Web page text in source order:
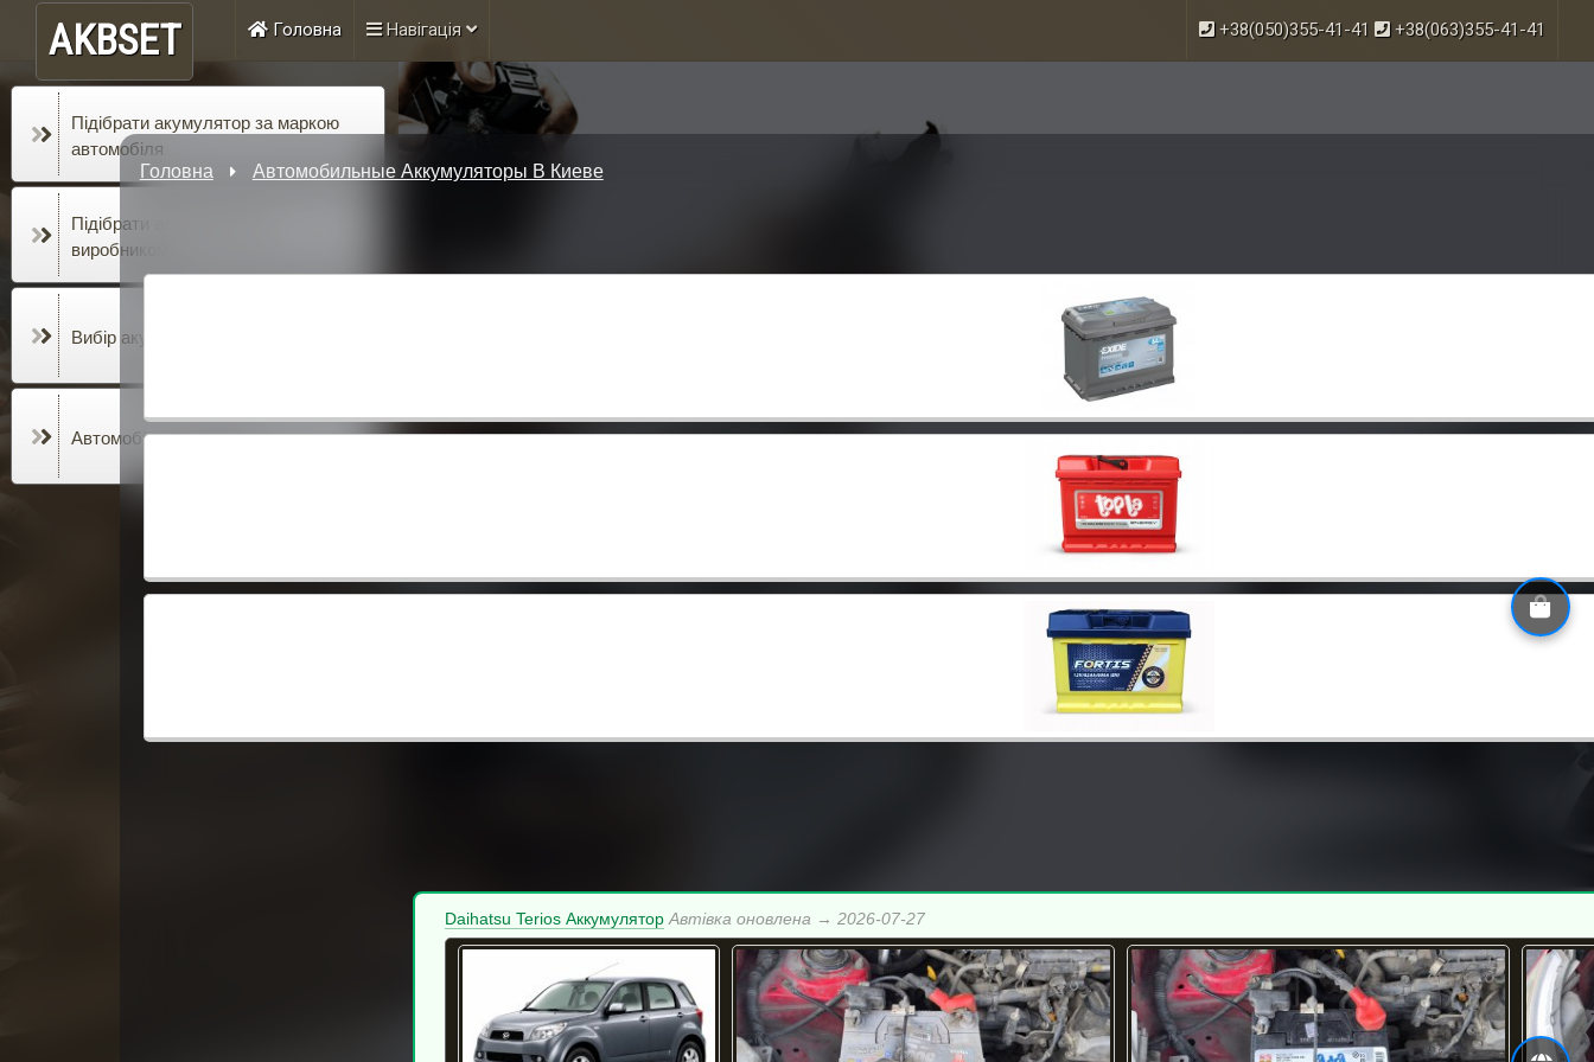
AKBSET Головна Навігація +38(050)355-41-41 +38(063)355-41-41
Підібрати акумулятор за маркою
автомобіля
Підібрати акумулятор за
виробником
Вибір акумулятора за ємністю, а/г
Автомобільні лайфхаки
Головна Автомобильные Аккумуляторы В Киеве
Daihatsu Terios Аккумулятор Автівка оновлена → 2026-07-27